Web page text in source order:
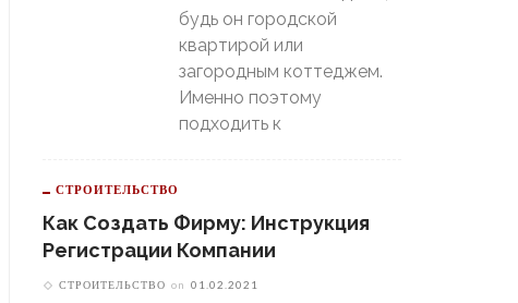
Плей-Офф, Даже Не Доигравбудь он городской
квартирой или
загородным коттеджем.
Именно поэтому
подходить к
СТРОИТЕЛЬСТВО
Как Создать Фирму: Инструкция
Регистрации Компании
СТРОИТЕЛЬСТВО on 01.02.2021